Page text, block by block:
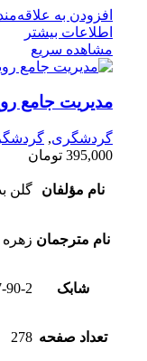
افزودن به
اطلاعات بیشتر
مشاهده سریع
مدیریت جامع
گردشگری,
395,000 تومان
نام مؤلفان گلن
نام مترجمان
شابک 90-2
تعداد صفحه 278